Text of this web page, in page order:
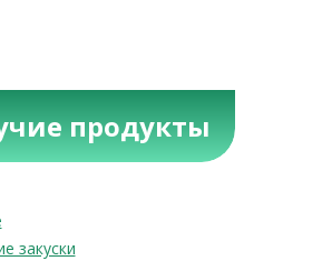
продукты
закуски